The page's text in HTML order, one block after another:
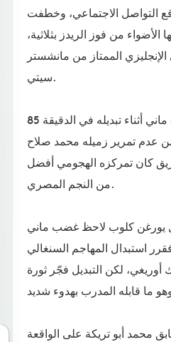
التواصل الاجتماعي، وخطفت
الأضواء من فوز الريدز بثلاثية،
الممتاز من مانشستر
سيتي.
وانتشر مقطع فيديو ثورة ماني أثناء تبديله في الدقيقة 85
عدم تمرير زميله محمد صلاح
كان تمركزه الهجومي أفضل
من النجم المصري.
يورغن كلوب لاحظ غضب ماني
استبدال المهاجم السنغالي
أوريغي، لكن التبديل فجّر ثورة
محمد أبو تريكة على الواقعة